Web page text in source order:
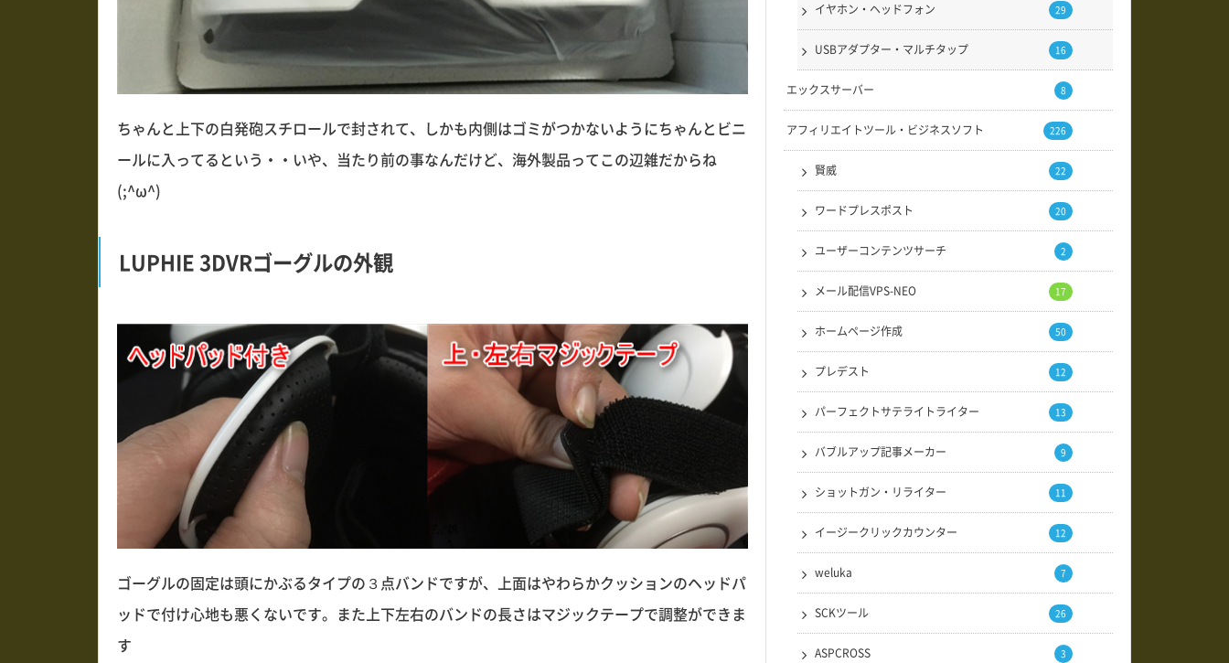
ちゃんと上下の白発砲スチロールで封されて、しかも内側はゴミがつかないようにちゃんとビニ
ールに入ってるという・・いや、当たり前の事なんだけど、海外製品ってこの辺雑だからね
(;^ω^)
LUPHIE 3DVRゴーグルの外観
ゴーグルの固定は頭にかぶるタイプの３点バンドですが、上面はやわらかクッションのヘッドパ
ッドで付け心地も悪くないです。また上下左右のバンドの長さはマジックテープで調整ができま
す
イヤホン・ヘッドフォン 29
USBアダプター・マルチタップ 16
エックスサーバー 8
アフィリエイトツール・ビジネスソフト 226
賢威 22
ワードプレスポスト 20
ユーザーコンテンツサーチ 2
メール配信VPS-NEO 17
ホームページ作成 50
プレデスト 12
パーフェクトサテライトライター 13
バブルアップ記事メーカー 9
ショットガン・リライター 11
イージークリックカウンター 12
weluka 7
SCKツール 26
ASPCROSS 3